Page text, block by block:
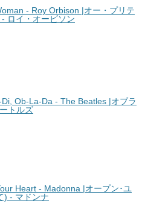
- Roy Orbison |オー・プリテ
ロイ・オービソン
Di, Ob-La-Da - The Beatles |オブラ
トルズ
Heart - Madonna |オープン･ユ
) - マドンナ